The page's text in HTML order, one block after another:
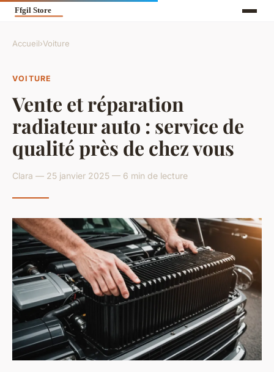
Accueil›Voiture
VOITURE
Vente et réparation
radiateur auto : service de
qualité près de chez vous
Clara — 25 janvier 2025 — 6 min de lecture